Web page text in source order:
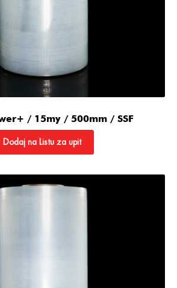
/ 15my / 500mm / SSF
Dodaj na Listu za upit